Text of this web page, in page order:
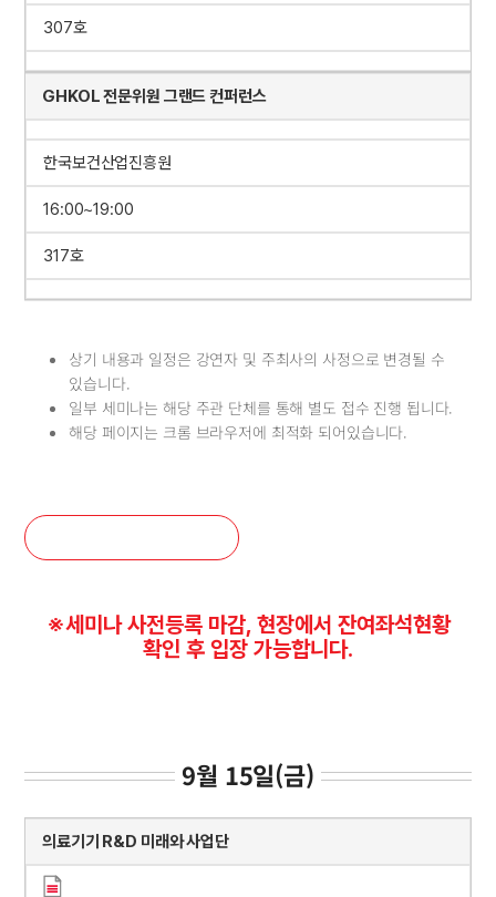
307호
GHKOL 전문위원 그랜드 컨퍼런스
한국보건산업진흥원
16:00~19:00
317호
상기 내용과 일정은 강연자 및 주최사의 사정으로 변경될 수
있습니다.
일부 세미나는 해당 주관 단체를 통해 별도 접수 진행 됩니다.
해당 페이지는 크롬 브라우저에 최적화 되어있습니다.
※세미나 사전등록 마감, 현장에서 잔여좌석현황
확인 후 입장 가능합니다.
9월 15일(금)
의료기기 R&D 미래와 사업단